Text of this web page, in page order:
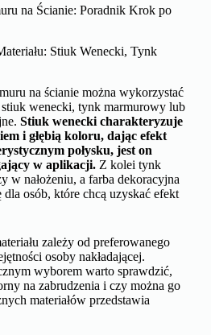
na Ścianie: Poradnik Krok po
Stiuk Wenecki, Tynk
na ścianie można wykorzystać
stiuk wenecki, tynk marmurowy lub
Stiuk wenecki charakteryzuje
i głębią koloru, dając efekt
połysku, jest on
w aplikacji.Z kolei tynk
w nałożeniu, a farba dekoracyjna
osób, które chcą uzyskać efekt
zależy od preferowanego
osoby nakładającej.
wyborem warto sprawdzić,
na zabrudzenia i czy można go
materiałów przedstawia